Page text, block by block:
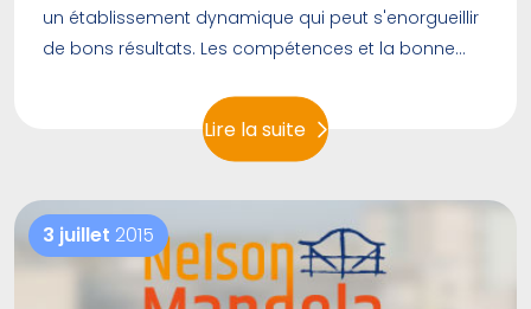
un établissement dynamique qui peut s'enorgueillir
de bons résultats. Les compétences et la bonne
et de travail, un accompagnement des élèves dans
l'accomplissement de leur projet personnel de
d'accueillir les élèves dans des conditions de
confort propices à leur épanouissement personnel,
social et scolaire. L'établissement s'inscrit dans le
réseau ECLORE (…)
Lire la suite
3 juillet 2015